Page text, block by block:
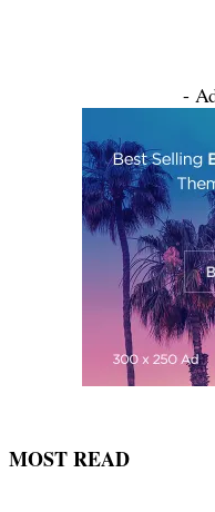
-
MOST READ